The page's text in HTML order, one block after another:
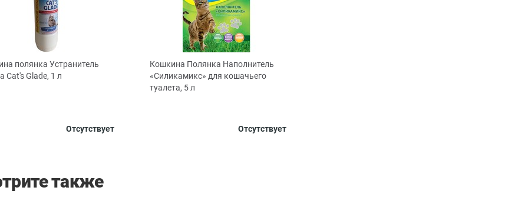
полянка Устранитель
Cat's Glade, 1 л
Отсутствует
Кошкина Полянка Наполнитель
«Силикамикс» для кошачьего
туалета, 5 л
Отсутствует
также